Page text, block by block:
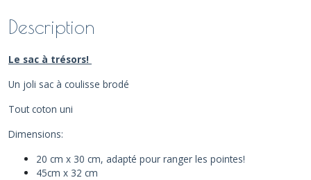
Description
Le sac à trésors!
Un joli sac à coulisse brodé
Tout coton uni
Dimensions:
20 cm x 30 cm, adapté pour ranger les pointes!
45cm x 32 cm